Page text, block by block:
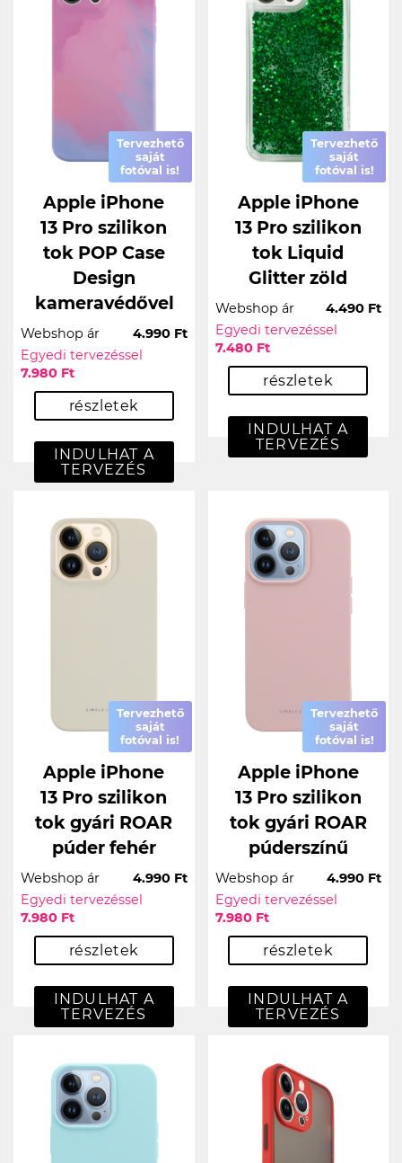
Tervezhető
saját
fotóval is!
Apple iPhone
13 Pro szilikon
tok POP Case
Design
kameravédővel
Webshop ár
4.990 Ft
Egyedi tervezéssel
7.980 Ft
részletek
INDULHAT A
TERVEZÉS
Tervezhető
saját
fotóval is!
Apple iPhone
13 Pro szilikon
tok Liquid
Glitter zöld
Webshop ár
4.490 Ft
Egyedi tervezéssel
7.480 Ft
részletek
INDULHAT A
TERVEZÉS
Tervezhető
saját
fotóval is!
Apple iPhone
13 Pro szilikon
tok gyári ROAR
púder fehér
Webshop ár
4.990 Ft
Egyedi tervezéssel
7.980 Ft
részletek
INDULHAT A
TERVEZÉS
Tervezhető
saját
fotóval is!
Apple iPhone
13 Pro szilikon
tok gyári ROAR
púderszínű
Webshop ár
4.990 Ft
Egyedi tervezéssel
7.980 Ft
részletek
INDULHAT A
TERVEZÉS